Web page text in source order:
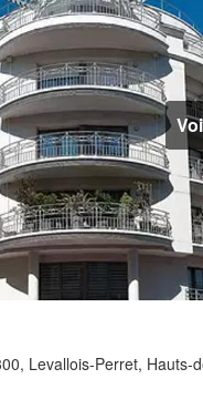
Levallois-Perret, Hauts-